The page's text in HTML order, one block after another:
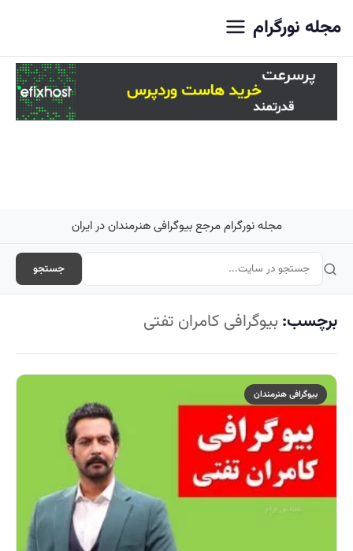
مجله نورگرام
مجله نورگرام مرجع بیوگرافی هنرمندان در ایران
جستجو
برچسب: بیوگرافی کامران تفتی
بیوگرافی هنرمندان